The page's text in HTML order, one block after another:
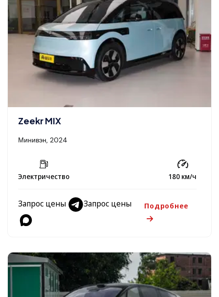
Zeekr MIX
Минивэн, 2024
Электричество 180 км/ч
Запрос цены Запрос цены Подробнее